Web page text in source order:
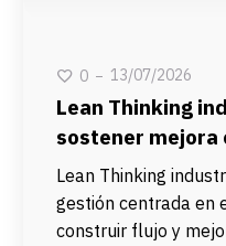
0 13/07/2026
Lean Thinking
sostener mejora
Lean Thinking
gestión centrada en
construir flujo y